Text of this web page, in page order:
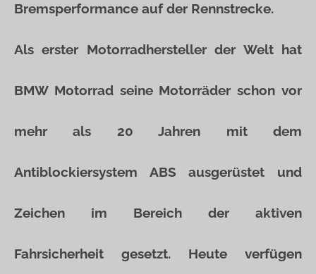
Bremsperformance auf der Rennstrecke.
Als erster Motorradhersteller der Welt hat
BMW Motorrad seine Motorräder schon vor
mehr als 20 Jahren mit dem
Antiblockiersystem ABS ausgerüstet und
Zeichen im Bereich der aktiven
Fahrsicherheit gesetzt. Heute verfügen